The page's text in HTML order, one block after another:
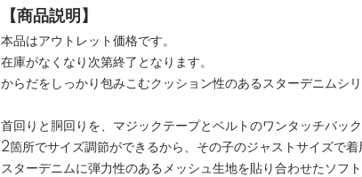
【商品説明】
本品はアウトレット価格です。
在庫がなくなり次第終了となります。
からだをしっかり包みこむクッション性のあるスターデニムシ
首回りと胴回りを、マジックテープとベルトのワンタッチバック
2箇所でサイズ調節ができるから、その子のジャストサイズで着
スターデニムに弾力性のあるメッシュ生地を貼り合わせたソフ